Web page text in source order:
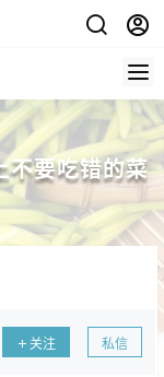
不要吃错的菜
关注 私信